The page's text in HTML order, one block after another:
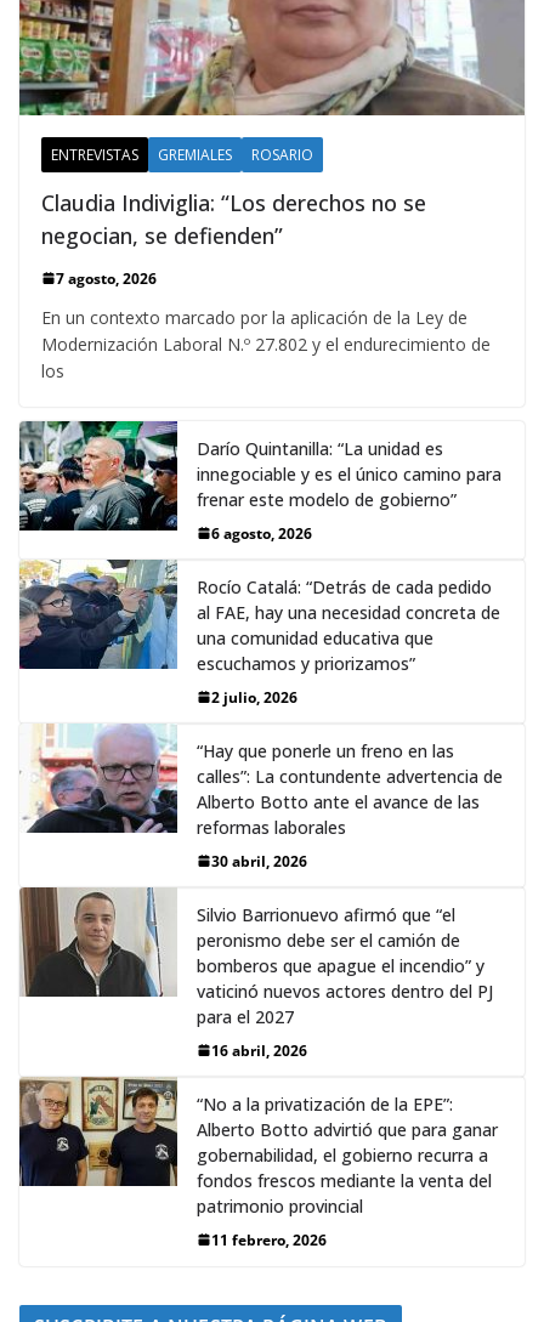
ENTREVISTAS GREMIALES ROSARIO
Claudia Indiviglia: “Los derechos no se
negocian, se defienden”
7 agosto, 2026
En un contexto marcado por la aplicación de la Ley de
Modernización Laboral N.º 27.802 y el endurecimiento de
los
Darío Quintanilla: “La unidad es
innegociable y es el único camino para
frenar este modelo de gobierno”
6 agosto, 2026
Rocío Catalá: “Detrás de cada pedido
al FAE, hay una necesidad concreta de
una comunidad educativa que
escuchamos y priorizamos”
2 julio, 2026
“Hay que ponerle un freno en las
calles”: La contundente advertencia de
Alberto Botto ante el avance de las
reformas laborales
30 abril, 2026
Silvio Barrionuevo afirmó que “el
peronismo debe ser el camión de
bomberos que apague el incendio” y
vaticinó nuevos actores dentro del PJ
para el 2027
16 abril, 2026
“No a la privatización de la EPE”:
Alberto Botto advirtió que para ganar
gobernabilidad, el gobierno recurra a
fondos frescos mediante la venta del
patrimonio provincial
11 febrero, 2026